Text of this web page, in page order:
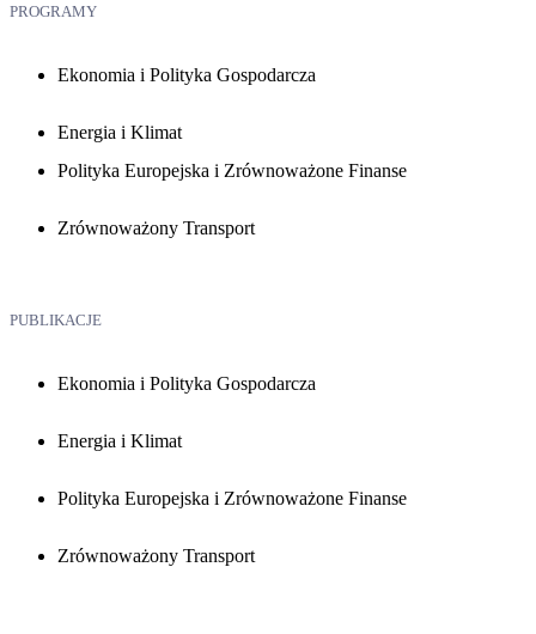
PROGRAMY
Ekonomia i Polityka Gospodarcza
Energia i Klimat
Polityka Europejska i Zrównoważone Finanse
Zrównoważony Transport
PUBLIKACJE
Ekonomia i Polityka Gospodarcza
Energia i Klimat
Polityka Europejska i Zrównoważone Finanse
Zrównoważony Transport